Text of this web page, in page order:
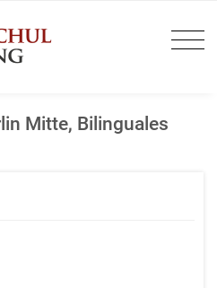
Mitte, Bilinguales